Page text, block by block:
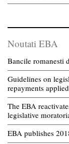
Noutati EBA
Bancile romanesti
Guidelines on
repayments
The EBA
legislative
EBA publishes